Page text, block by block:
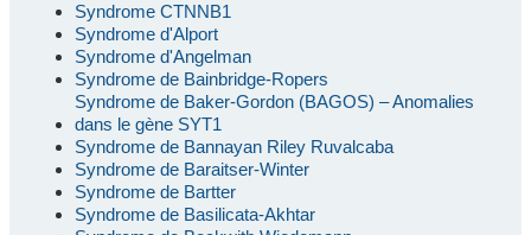
Syndrome CTNNB1
Syndrome d'Alport
Syndrome d'Angelman
Syndrome de Bainbridge-Ropers
Syndrome de Baker-Gordon (BAGOS) – Anomalies
dans le gène SYT1
Syndrome de Bannayan Riley Ruvalcaba
Syndrome de Baraitser-Winter
Syndrome de Bartter
Syndrome de Basilicata-Akhtar